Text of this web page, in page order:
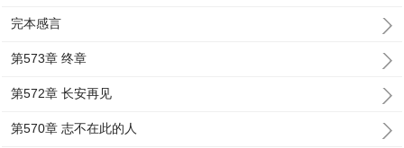
完本感言
第573章 终章
第572章 长安再见
第570章 志不在此的人